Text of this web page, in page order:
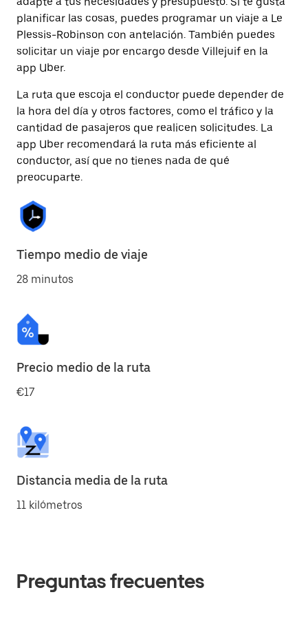
planificar las cosas, puedes programar un viaje a Le
Plessis-Robinson con antelación. También puedes
solicitar un viaje por encargo desde Villejuif en la
app Uber.
La ruta que escoja el conductor puede depender de
la hora del día y otros factores, como el tráfico y la
cantidad de pasajeros que realicen solicitudes. La
app Uber recomendará la ruta más eficiente al
conductor, así que no tienes nada de qué
preocuparte.
Tiempo medio de viaje
28 minutos
Precio medio de la ruta
€17
Distancia media de la ruta
11 kilómetros
Preguntas frecuentes